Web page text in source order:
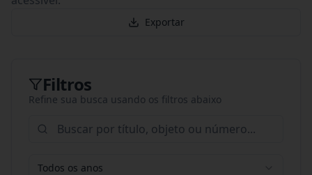
Exportar
Filtros
Refine sua busca usando os filtros abaixo
Todos os anos